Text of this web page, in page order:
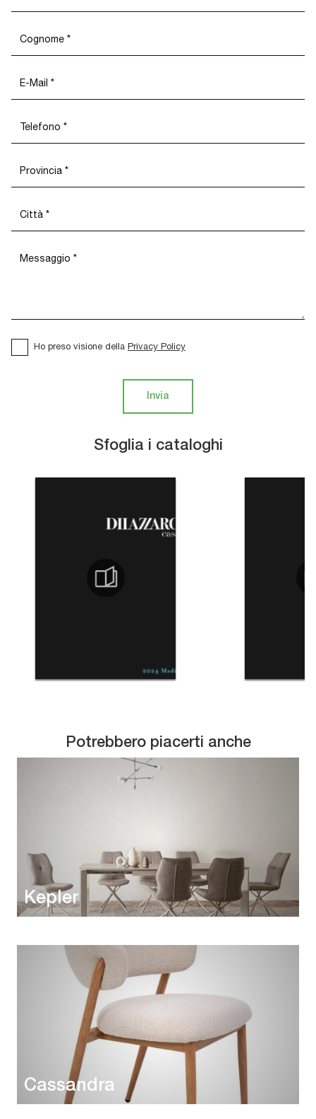
Sfoglia i cataloghi
Ho preso visione della Privacy Policy
Invia
Potrebbero piacerti anche
Kepler
Cassandra